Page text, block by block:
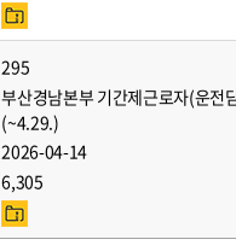
295
부산경남본부 기간제근로자(운전
(~4.29.)
2026-04-14
6,305